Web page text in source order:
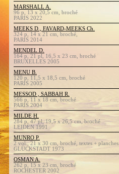
MARSHALL A.
96 p, 13 x 20,5 cm, broché
PARIS 2022
MEEKS D., FAVARD-MEEKS Ch.
324 p, 14 x 21 cm, broché,
PARIS 2014
MENDEL D.
164 p, 21 pl, 16,5 x 23 cm, broché
BRUXELLES 2005
MENU B.
120 p, 11,5 x 18,5 cm, broché
PARIS 2005
MESSOD , SABBAH R.
566 p, 11 x 18 cm, broché
PARIS 2004
MILDE H.
284 p, 47 pl, 19,5 x 26,5 cm, broché
LEIDEN 1991
MUNRO P.
2 vol., 21 x 30 cm, broché, textes + planches
GLÜCKSTADT 1973
OSMAN A.
262 p, 15 x 23 cm, broché
ROCHESTER 2002